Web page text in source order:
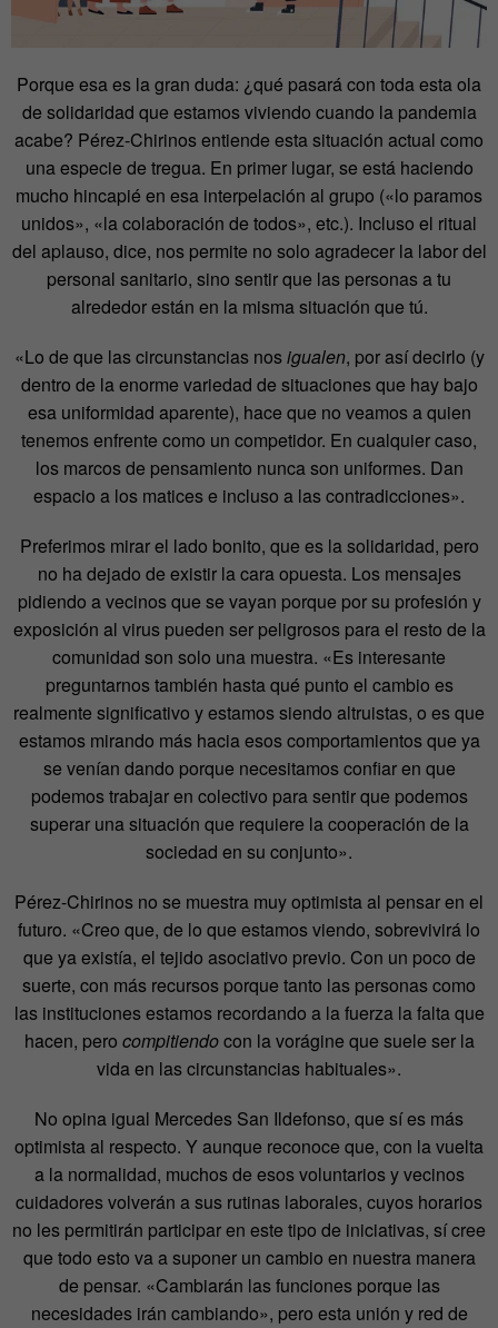
Porque esa es la gran duda: ¿qué pasará con toda esta ola
de solidaridad que estamos viviendo cuando la pandemia
acabe? Pérez-Chirinos entiende esta situación actual como
una especie de tregua. En primer lugar, se está haciendo
mucho hincapié en esa interpelación al grupo («lo paramos
unidos», «la colaboración de todos», etc.). Incluso el ritual
del aplauso, dice, nos permite no solo agradecer la labor del
personal sanitario, sino sentir que las personas a tu
alrededor están en la misma situación que tú.
«Lo de que las circunstancias nosigualen, por así decirlo (y
dentro de la enorme variedad de situaciones que hay bajo
esa uniformidad aparente), hace que no veamos a quien
tenemos enfrente como un competidor. En cualquier caso,
los marcos de pensamiento nunca son uniformes. Dan
espacio a los matices e incluso a las contradicciones».
Preferimos mirar el lado bonito, que es la solidaridad, pero
no ha dejado de existir la cara opuesta. Los mensajes
pidiendo a vecinos que se vayan porque por su profesión y
exposición al virus pueden ser peligrosos para el resto de la
comunidad son solo una muestra. «Es interesante
preguntarnos también hasta qué punto el cambio es
realmente significativo y estamos siendo altruistas, o es que
estamos mirando más hacia esos comportamientos que ya
se venían dando porque necesitamos confiar en que
podemos trabajar en colectivo para sentir que podemos
superar una situación que requiere la cooperación de la
sociedad en su conjunto».
Pérez-Chirinos no se muestra muy optimista al pensar en el
futuro. «Creo que, de lo que estamos viendo, sobrevivirá lo
que ya existía, el tejido asociativo previo. Con un poco de
suerte, con más recursos porque tanto las personas como
las instituciones estamos recordando a la fuerza la falta que
hacen, pero compitiendocon la vorágine que suele ser la
vida en las circunstancias habituales».
No opina igual Mercedes San Ildefonso, que sí es más
optimista al respecto. Y aunque reconoce que, con la vuelta
a la normalidad, muchos de esos voluntarios y vecinos
cuidadores volverán a sus rutinas laborales, cuyos horarios
no les permitirán participar en este tipo de iniciativas, sí cree
que todo esto va a suponer un cambio en nuestra manera
de pensar. «Cambiarán las funciones porque las
necesidades irán cambiando», pero esta unión y red de